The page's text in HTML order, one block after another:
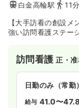
白金高輪駅
11分
【大手訪看の創設
強い訪問看護ステー
訪問看護正・
日勤のみ（常勤）
給与 41.0〜